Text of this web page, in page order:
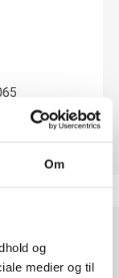
Om
og
medier og til
– Sjov
sure